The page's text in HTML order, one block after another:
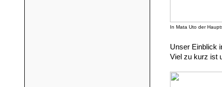
In Mata Uto der
Unser Einblick
Viel zu kurz ist